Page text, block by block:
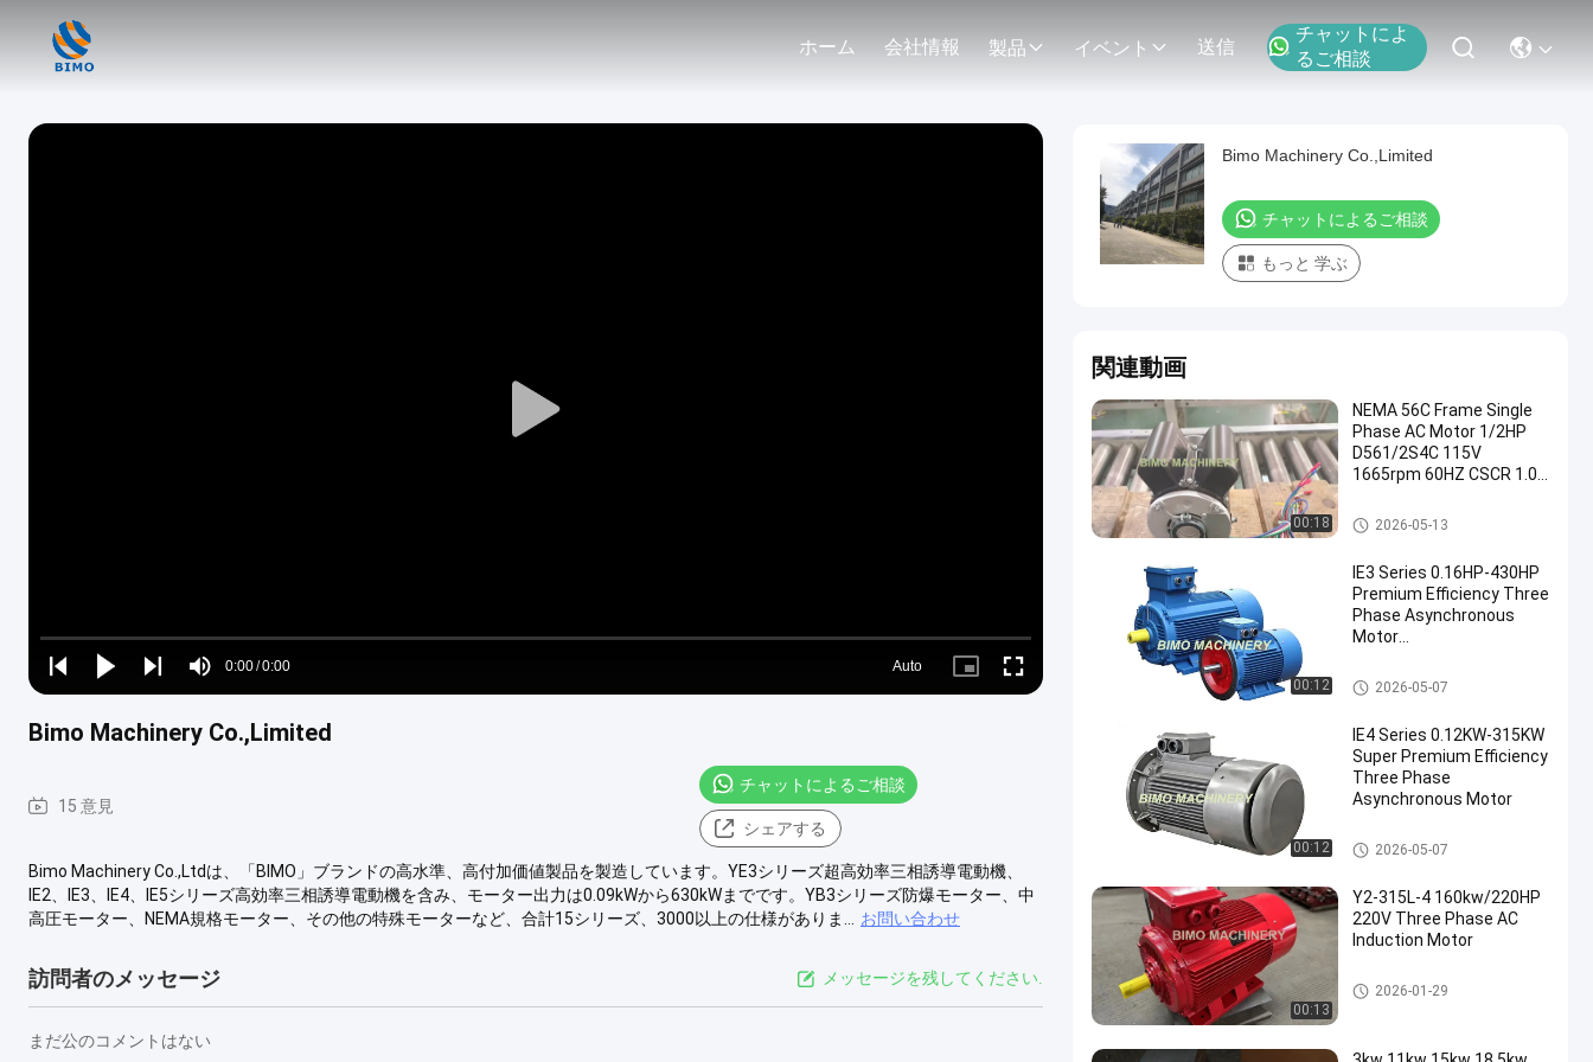
ホーム 会社情報 製品 イベント 送信
チャットによ
るご相談
Play
Play
Play
Play
Mute
Time
0:00/0:00
Loaded:
0%
Auto
Picture- Fullscreen
Bimo Machinery Co.,Limited
15 意見
チャットによるご相談
シェアする
Bimo Machinery Co.,Ltdは、「BIMO」ブランドの高水準、高付加価値製品を製造しています。YE3シリーズ超高効率三相誘導電動機、
IE2、IE3、IE4、IE5シリーズ高効率三相誘導電動機を含み、モーター出力は0.09kWから630kWまでです。YB3シリーズ防爆モーター、中
高圧モーター、NEMA規格モーター、その他の特殊モーターなど、合計15シリーズ、3000以上の仕様がありま...
お問い合わせ
訪問者のメッセージ メッセージを残してください.
まだ公のコメントはない
Bimo Machinery Co.,Limited
チャットによるご相談
もっと 学ぶ
関連動画
00:18
NEMA 56C Frame Single
Phase AC Motor 1/2HP
D561/2S4C 115V
1665rpm 60HZ CSCR 1.0
Motor
NEMA標準モーター
2026-05-13
00:12
IE3 Series 0.16HP-430HP
Premium Efficiency Three
Phase Asynchronous
Motor
AC電動機
2026-05-07
00:12
IE4 Series 0.12KW-315KW
Super Premium Efficiency
Three Phase
Asynchronous Motor
AC電動機
2026-05-07
00:13
Y2-315L-4 160kw/220HP
220V Three Phase AC
Induction Motor
三相モーター
2026-01-29